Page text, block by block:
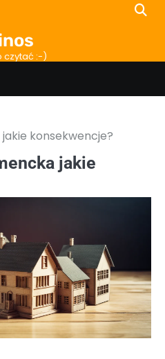
czytać :-)
konsekwencje?
jakie